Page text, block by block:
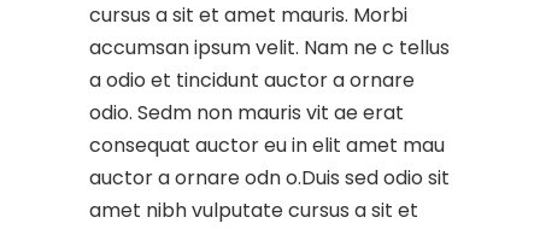
cursus a sit et amet mauris. Morbi
accumsan ipsum velit. Nam ne c tellus
a odio et tincidunt auctor a ornare
odio. Sedm non mauris vit ae erat
consequat auctor eu in elit amet mau
auctor a ornare odn o.Duis sed odio sit
amet nibh vulputate cursus a sit et